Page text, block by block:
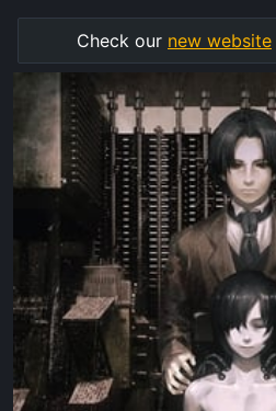
Check our new website